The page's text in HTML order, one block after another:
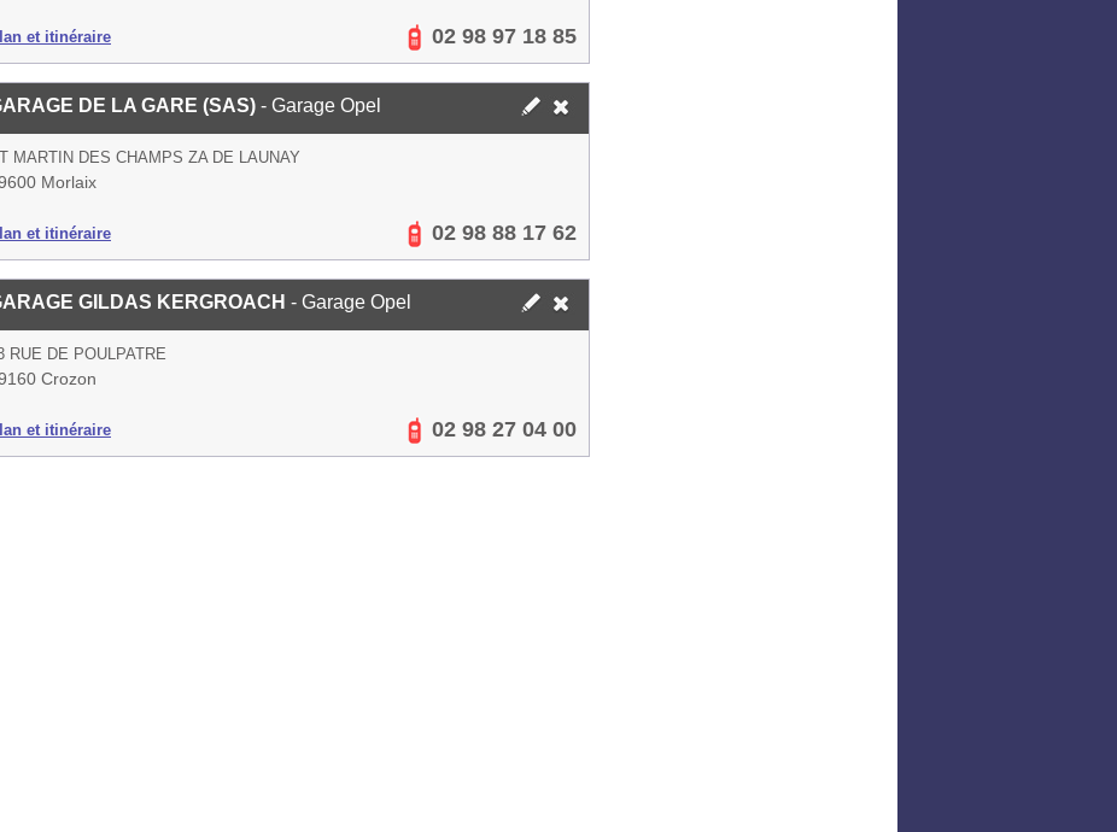
et itinéraire 02 98 97 18 85
DE LA GARE (SAS) - Garage Opel
MARTIN DES CHAMPS ZA DE LAUNAY
Morlaix
et itinéraire 02 98 88 17 62
GILDAS KERGROACH - Garage Opel
RUE DE POULPATRE
Crozon
et itinéraire 02 98 27 04 00